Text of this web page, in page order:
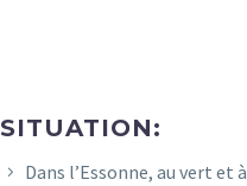
SITUATION:
Dans l’Essonne, au vert et à